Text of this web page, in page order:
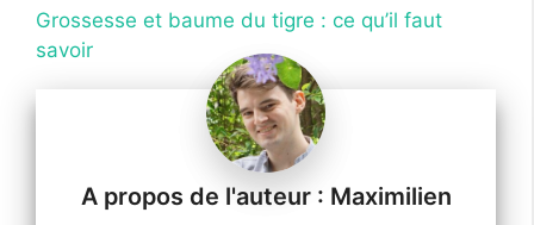
Grossesse et baume du tigre : ce qu’il faut
savoir
Maximilien